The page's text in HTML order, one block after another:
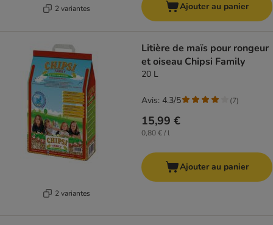
2 variantes Ajouter au panier
2 variantes
Litière de maïs pour rongeur
et oiseau Chipsi Family
20 L
15,99 €
0,80 € / l
Avis: 4.3/5 (7)
Ajouter au panier